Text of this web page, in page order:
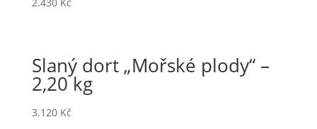
Slaný dort „Mořské plody“ –
2,20 kg
3.120 Kč